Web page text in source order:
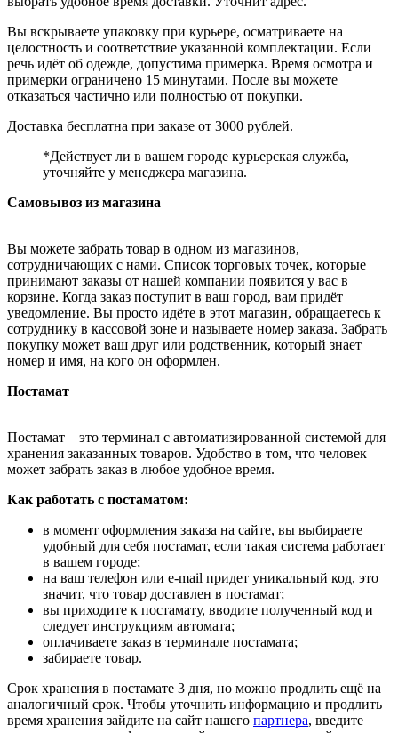
Вы вскрываете упаковку при курьере, осматриваете на
целостность и соответствие указанной комплектации. Если
речь идёт об одежде, допустима примерка. Время осмотра и
примерки ограничено 15 минутами. После вы можете
отказаться частично или полностью от покупки.
Доставка бесплатна при заказе от 3000 рублей.
*Действует ли в вашем городе курьерская служба,
уточняйте у менеджера магазина.
Самовывоз из магазина
Вы можете забрать товар в одном из магазинов,
сотрудничающих с нами. Список торговых точек, которые
принимают заказы от нашей компании появится у вас в
корзине. Когда заказ поступит в ваш город, вам придёт
уведомление. Вы просто идёте в этот магазин, обращаетесь к
сотруднику в кассовой зоне и называете номер заказа. Забрать
покупку может ваш друг или родственник, который знает
номер и имя, на кого он оформлен.
Постамат
Постамат – это терминал с автоматизированной системой для
хранения заказанных товаров. Удобство в том, что человек
может забрать заказ в любое удобное время.
Как работать с постаматом:
в момент оформления заказа на сайте, вы выбираете
удобный для себя постамат, если такая система работает
в вашем городе;
на ваш телефон или e-mail придет уникальный код, это
значит, что товар доставлен в постамат;
вы приходите к постамату, вводите полученный код и
следует инструкциям автомата;
оплачиваете заказ в терминале постамата;
забираете товар.
Срок хранения в постамате 3 дня, но можно продлить ещё на
аналогичный срок. Чтобы уточнить информацию и продлить
время хранения зайдите на сайт нашего партнера, введите